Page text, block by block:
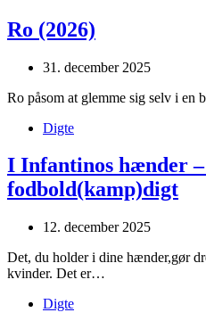
Ro (2026)
31. december 2025
Ro påsom at glemme sig selv i
Digte
I Infantinos hænder
fodbold(kamp)digt
12. december 2025
Det, du holder i dine hænder,gør
kvinder. Det er…
Digte